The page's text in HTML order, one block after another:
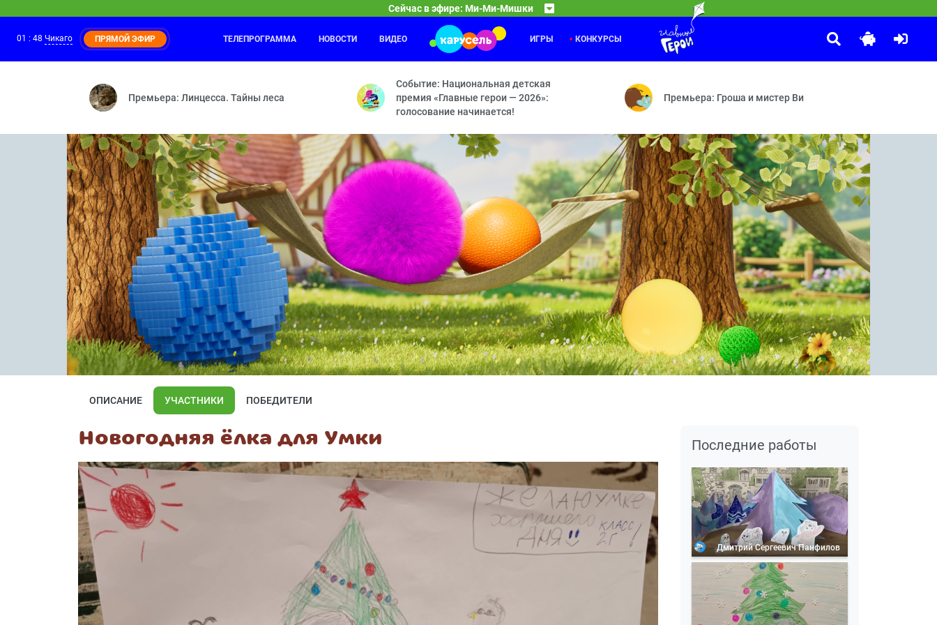
Сейчас в эфире: Ми-Ми-Мишки
01:00
Ми-Ми-Мишки
Необитаемый остров — Гол — Мишка-невидимка — Следствие ведут мишки — По своим правилам — Тучкина высота — Пещера полная ловушек —
Забезу. Уши с хвостиком
Зайка или обезьянка — Настоящая звёздочка — Яблоки и бананы — Хочу
01 : 48 Чикаго ПРЯМОЙ ЭФИР ТЕЛЕПРОГРАММА НОВОСТИ ВИДЕО ИГРЫ КОНКУРСЫ
Премьера: Линцесса. Тайны леса
Событие: Национальная детская
премия «Главные герои — 2026»:
голосование начинается!
Премьера: Гроша и мистер Ви
ОПИСАНИЕ УЧАСТНИКИ ПОБЕДИТЕЛИ
Новогодняя ёлка для Умки Последние работы
Дмитрий Сергеевич Панфилов